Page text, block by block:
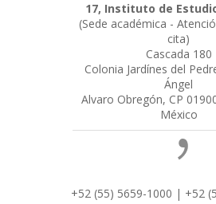
17, Instituto de
(Sede académica -
cita)
Cascada 180
Colonia Jardínes del
Ángel
Alvaro Obregón, CP
México
+52 (55) 5659-1000 | +52